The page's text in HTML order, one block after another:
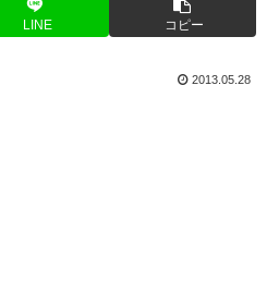
LINE コピー
2013.05.28